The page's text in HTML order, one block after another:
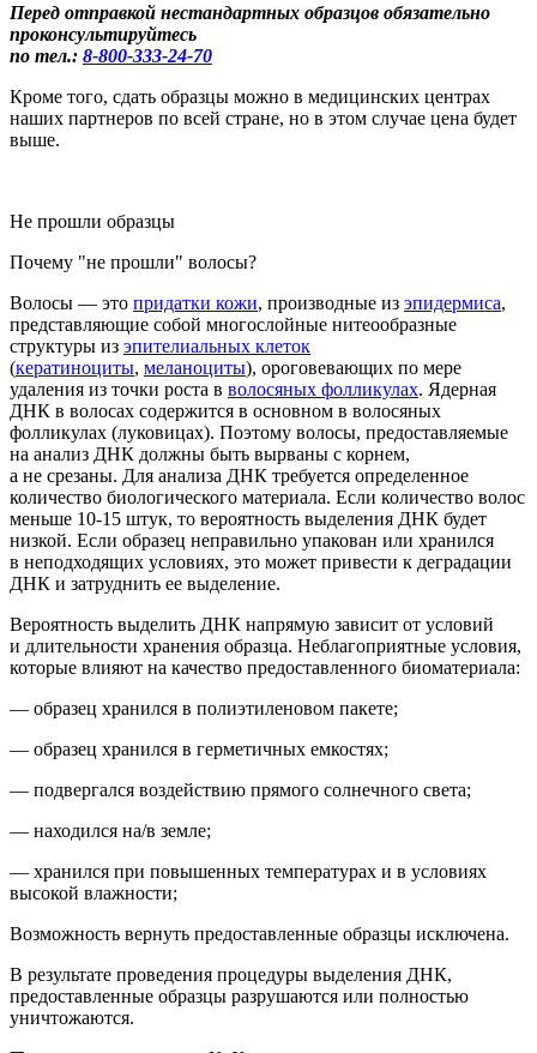
Перед отправкой нестандартных образцов обязательно
проконсультируйтесь
по тел.: 8-800-333-24-70
Кроме того, сдать образцы можно в медицинских центрах
наших партнеров по всей стране, но в этом случае цена будет
выше.
Не прошли образцы
Почему "не прошли" волосы?
Волосы — это придатки кожи, производные из эпидермиса,
представляющие собой многослойные нитеообразные
структуры из эпителиальных клеток
(кератиноциты, меланоциты), ороговевающих по мере
удаления из точки роста в волосяных фолликулах. Ядерная
ДНК в волосах содержится в основном в волосяных
фолликулах (луковицах). Поэтому волосы, предоставляемые
на анализ ДНК должны быть вырваны с корнем,
а не срезаны. Для анализа ДНК требуется определенное
количество биологического материала. Если количество волос
меньше 10-15 штук, то вероятность выделения ДНК будет
низкой. Если образец неправильно упакован или хранился
в неподходящих условиях, это может привести к деградации
ДНК и затруднить ее выделение.
Вероятность выделить ДНК напрямую зависит от условий
и длительности хранения образца. Неблагоприятные условия,
которые влияют на качество предоставленного биоматериала:
— образец хранился в полиэтиленовом пакете;
— образец хранился в герметичных емкостях;
— подвергался воздействию прямого солнечного света;
— находился на/в земле;
— хранился при повышенных температурах и в условиях
высокой влажности;
Возможность вернуть предоставленные образцы исключена.
В результате проведения процедуры выделения ДНК,
предоставленные образцы разрушаются или полностью
уничтожаются.